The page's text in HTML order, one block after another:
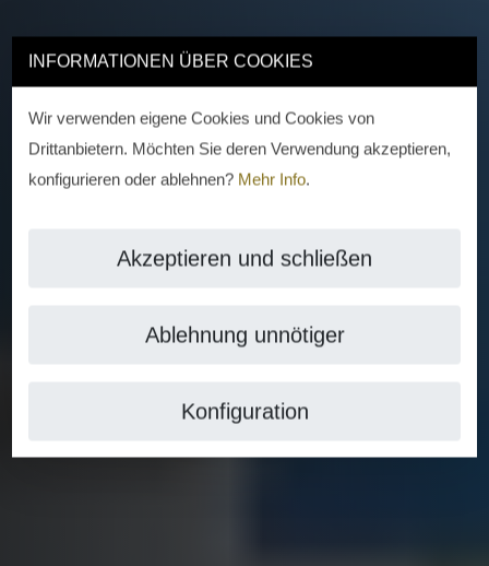
INFORMATIONEN ÜBER COOKIES
Wir verwenden eigene Cookies und Cookies von
Drittanbietern. Möchten Sie deren Verwendung akzeptieren,
konfigurieren oder ablehnen? Mehr Info.
Akzeptieren und schließen
Ablehnung unnötiger
Konfiguration